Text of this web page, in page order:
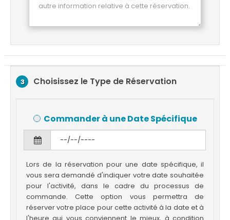
3 Choisissez le Type de Réservation
Commander à une Date Spécifique
Lors de la réservation pour une date spécifique, il
vous sera demandé d'indiquer votre date souhaitée
pour l'activité, dans le cadre du processus de
commande. Cette option vous permettra de
réserver votre place pour cette activité à la date et à